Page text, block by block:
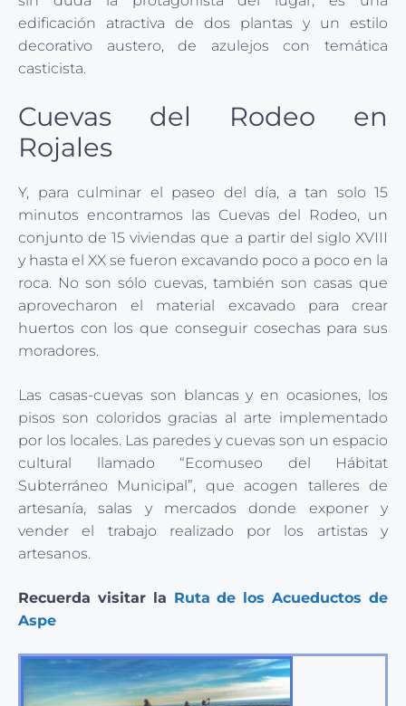
edificación atractiva de dos plantas y un estilo
decorativo austero, de azulejos con temática
casticista.
Cuevas del Rodeo en
Rojales
Y, para culminar el paseo del día, a tan solo 15
minutos encontramos las Cuevas del Rodeo, un
conjunto de 15 viviendas que a partir del siglo XVIII
y hasta el XX se fueron excavando poco a poco en la
roca. No son sólo cuevas, también son casas que
aprovecharon el material excavado para crear
huertos con los que conseguir cosechas para sus
moradores.
Las casas-cuevas son blancas y en ocasiones, los
pisos son coloridos gracias al arte implementado
por los locales. Las paredes y cuevas son un espacio
cultural llamado “Ecomuseo del Hábitat
Subterráneo Municipal”, que acogen talleres de
artesanía, salas y mercados donde exponer y
vender el trabajo realizado por los artistas y
artesanos.
Recuerda visitar la Ruta de los Acueductos de
Aspe